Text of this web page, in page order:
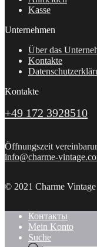
Kasse
Unternehmen
Über das
Kontakte
Kontakte
+49 172 3928510
Öffnungszeit
info@charme-
© 2021 Charme
Контакты
Mein Konto
Suche